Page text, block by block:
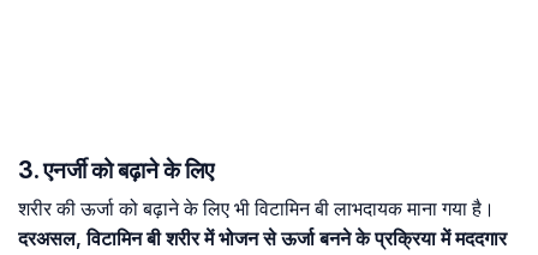
3. एनर्जी को बढ़ाने के लिए
शरीर की ऊर्जा को बढ़ाने के लिए भी विटामिन बी लाभदायक माना गया है।
दरअसल, विटामिन बी शरीर में भोजन से ऊर्जा बनने के प्रक्रिया में मददगार